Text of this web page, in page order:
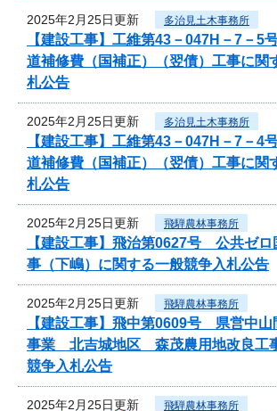
2025年2月25日更新 多治見土木事務所
【建設工事】工維第43－047H－7
道補修費（国補正）（翌債）工事に関
札公告
2025年2月25日更新 多治見土木事務所
【建設工事】工維第43－047H－7
道補修費（国補正）（翌債）工事に関
札公告
2025年2月25日更新 飛騨農林事務所
【建設工事】飛治第0627号 公共ゼ
事（下嶋）に関する一般競争入札公告
2025年2月25日更新 飛騨農林事務所
【建設工事】飛中第0609号 県営中山
事業 北吉城地区 森茂農用地改良工
競争入札公告
2025年2月25日更新 飛騨農林事務所